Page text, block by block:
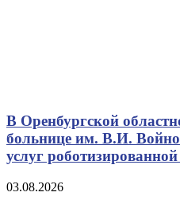
В Оренбургской
больнице им. В.И.
услуг
03.08.2026